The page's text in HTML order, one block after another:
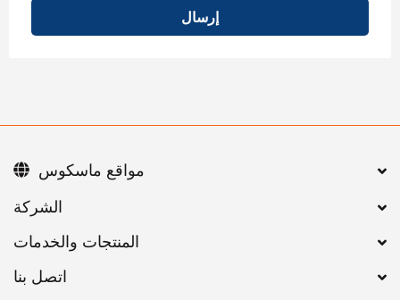
إرسال
اتصل بنا
مواقع ماسكوس